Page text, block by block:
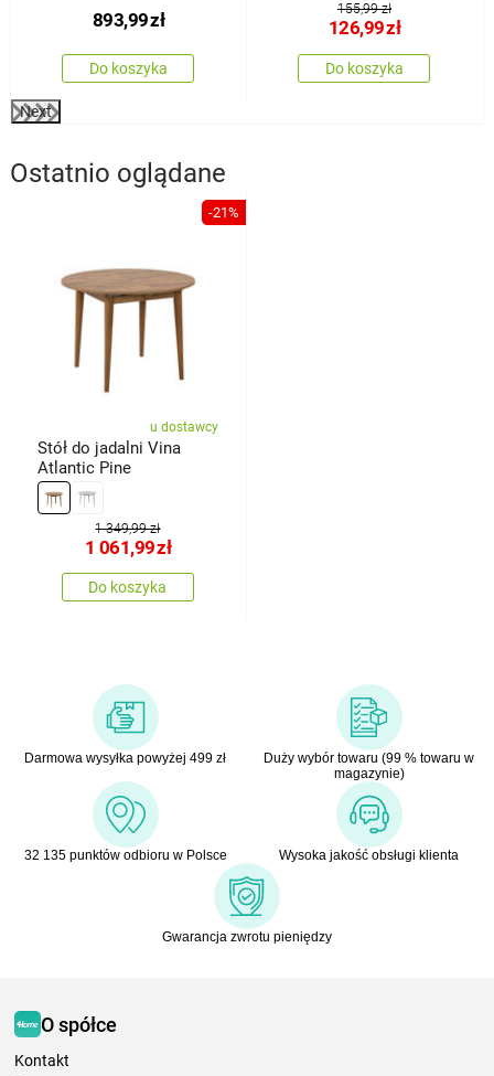
893,99zł
Do koszyka
155,99 zł
126,99zł
Do koszyka
Next
Ostatnio oglądane
-21%
u dostawcy
Stół do jadalni Vina
Atlantic Pine
1 349,99 zł
1 061,99zł
Do koszyka
Darmowa wysyłka powyżej 499 zł
Duży wybór towaru (99 % towaru w
magazynie)
32 135 punktów odbioru w Polsce Wysoka jakość obsługi klienta
Gwarancja zwrotu pieniędzy
O spółce
Kontakt